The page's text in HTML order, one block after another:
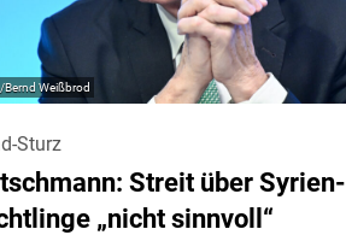
Bernd Weißbrod
Sturz
Streit über Syrien-
„nicht sinnvoll“